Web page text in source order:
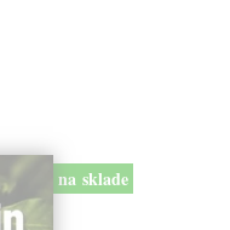
na sklade